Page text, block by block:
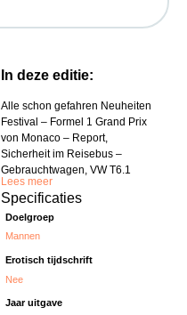
In deze editie:
Alle schon gefahren Neuheiten
Festival – Formel 1 Grand Prix
von Monaco – Report,
Sicherheit im Reisebus –
Gebrauchtwagen, VW T6.1
Lees meer
Specificaties
Doelgroep
Mannen
Erotisch tijdschrift
Nee
Jaar uitgave